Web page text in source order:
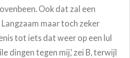
Ook dat zal een
maar toch zeker
tot iets dat weer op een lul
dingen tegen mij,’ zei B, terwijl